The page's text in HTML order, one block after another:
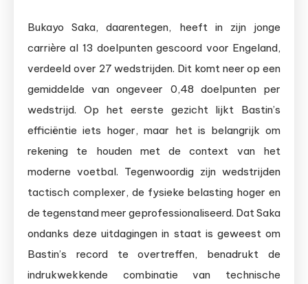
Bukayo Saka, daarentegen, heeft in zijn jonge
carrière al 13 doelpunten gescoord voor Engeland,
verdeeld over 27 wedstrijden. Dit komt neer op een
gemiddelde van ongeveer 0,48 doelpunten per
wedstrijd. Op het eerste gezicht lijkt Bastin’s
efficiëntie iets hoger, maar het is belangrijk om
rekening te houden met de context van het
moderne voetbal. Tegenwoordig zijn wedstrijden
tactisch complexer, de fysieke belasting hoger en
de tegenstand meer geprofessionaliseerd. Dat Saka
ondanks deze uitdagingen in staat is geweest om
Bastin’s record te overtreffen, benadrukt de
indrukwekkende combinatie van technische